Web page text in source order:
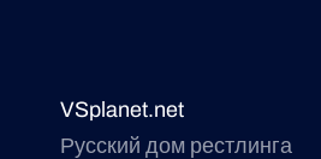
VSplanet.net
Русский дом рестлинга